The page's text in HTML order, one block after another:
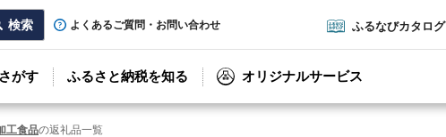
よくあるご質問・お問い合わせ ふるなびカタログ
がす ふるさと納税を知る オリジナルサービス
工食品の返礼品一覧